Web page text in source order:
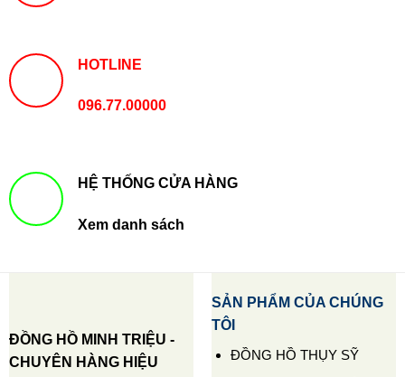
HOTLINE
096.77.00000
HỆ THỐNG CỬA HÀNG
Xem danh sách
ĐỒNG HỒ MINH TRIỆU -
CHUYÊN HÀNG HIỆU
SẢN PHẨM CỦA CHÚNG
TÔI
ĐỒNG HỒ THỤY SỸ